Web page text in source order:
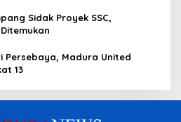
Sidak Proyek SSC,
Persebaya, Madura United
13